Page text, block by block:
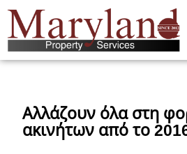
Αλλάζουν όλα στη
ακινήτων από το